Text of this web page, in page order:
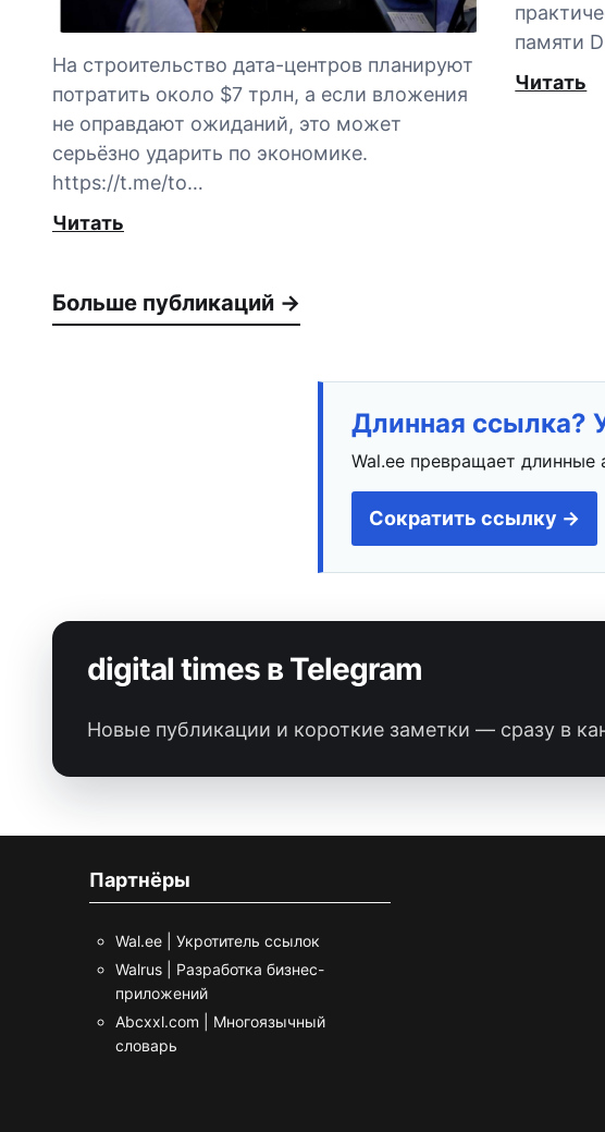
На строительство дата-центров планируют
потратить около $7 трлн, а если вложения
не оправдают ожиданий, это может
серьёзно ударить по экономике.
https://t.me/to…
Читать
памяти
Читать
Больше публикаций →
Длинная ссылка?
Wal.ee превращает длинные
Сократить ссылку →
digital times в Telegram
Новые публикации и короткие заметки — сразу в
Партнёры
Wal.ee | Укротитель ссылок
Walrus | Разработка бизнес-
приложений
Abcxxl.com | Многоязычный
словарь